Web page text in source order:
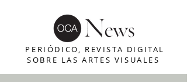
PERIÓDICO, REVISTA DIGITAL
SOBRE LAS ARTES VISUALES